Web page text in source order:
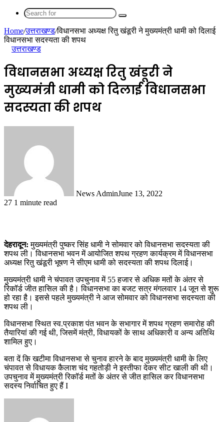
Search
for
Home/उत्तराखण्ड/विधानसभा अध्यक्ष रितु खंडूरी ने मुख्यमंत्री धामी को दिलाई
विधानसभा सदस्यता की शपथ
उत्तराखण्ड
विधानसभा अध्यक्ष रितु खंडूरी ने
मुख्यमंत्री धामी को दिलाई विधानसभा
सदस्यता की शपथ
News AdminJune 13, 2022
27 1 minute read
देहरादून: मुख्यमंत्री पुष्कर सिंह धामी ने सोमवार को विधानसभा सदस्यता की
शपथ ली। विधानसभा भवन में आयोजित शपथ ग्रहण कार्यक्रम में विधानसभा
अध्यक्ष रितु खंडूरी भूषण ने सीएम धामी को सदस्यता की शपथ दिलाई।
मुख्यमंत्री धामी ने चंपावत उपचुनाव में 55 हजार से अधिक मतों के अंतर से
रिकॉर्ड जीत हासिल की है। विधानसभा का बजट सत्र मंगलवार 14 जून से शुरू
हो रहा है। इससे पहले मुख्यमंत्री ने आज सोमवार को विधानसभा सदस्यता की
शपथ ली।
विधानसभा स्थित स्व.प्रकाश पंत भवन के सभागार में शपथ ग्रहण समारोह की
तैयारियां की गई थी, जिसमें मंत्री, विधायकों के साथ अधिकारी व अन्य अतिथि
शामिल हुए।
बता दें कि खटीमा विधानसभा से चुनाव हारने के बाद मुख्यमंत्री धामी के लिए
चंपावत से विधायक कैलाश चंद गहतोड़ी ने इस्तीफा देकर सीट खाली की थी।
उपचुनाव में मुख्यमंत्री रिकॉर्ड मतों के अंतर से जीत हासिल कर विधानसभा
सदस्य निर्वाचित हुए हैं I